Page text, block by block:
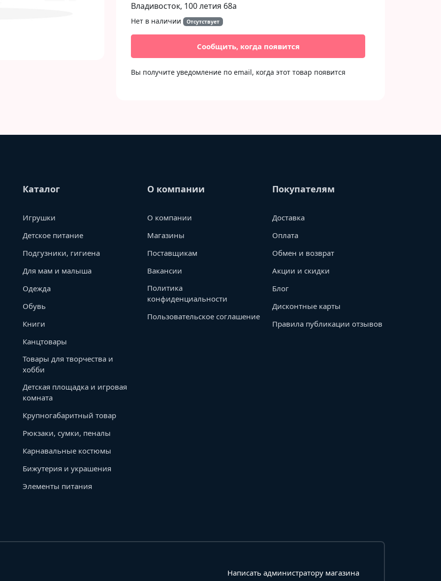
Владивосток, 100 летия 68а
Нет в наличии Отсутствует
Сообщить, когда появится
Вы получите уведомление по email, когда этот товар появится
Каталог
Игрушки
Детское питание
Подгузники, гигиена
Для мам и малыша
Одежда
Обувь
Книги
Канцтовары
Товары для творчества и
хобби
Детская площадка и игровая
комната
Крупногабаритный товар
Рюкзаки, сумки, пеналы
Карнавальные костюмы
Бижутерия и украшения
Элементы питания
О компании
О компании
Магазины
Поставщикам
Вакансии
Политика
конфиденциальности
Пользовательское соглашение
Покупателям
Доставка
Оплата
Обмен и возврат
Акции и скидки
Блог
Дисконтные карты
Правила публикации отзывов
Написать администратору магазина